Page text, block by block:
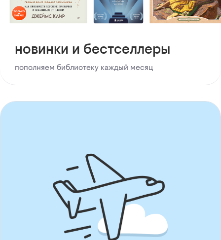
новинки и бестселлеры
пополняем библиотеку каждый месяц